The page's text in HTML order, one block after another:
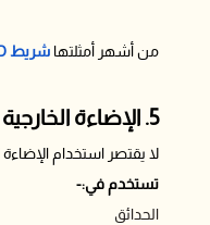
من أشهر أمثلتها شريط LED ذكي أبيض
5. الإضاءة الخارجية الذكية
لا يقتصر استخدام الإضاءة
تستخدم في:-
الحدائق